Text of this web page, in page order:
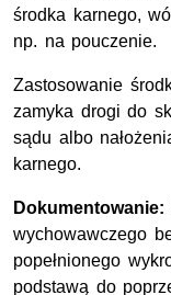
środka karnego,
np. na pouczenie.
Zastosowanie
zamyka drogi do
sądu albo
karnego.
Dokumentowanie:
wychowawczego
popełnionego
podstawą do